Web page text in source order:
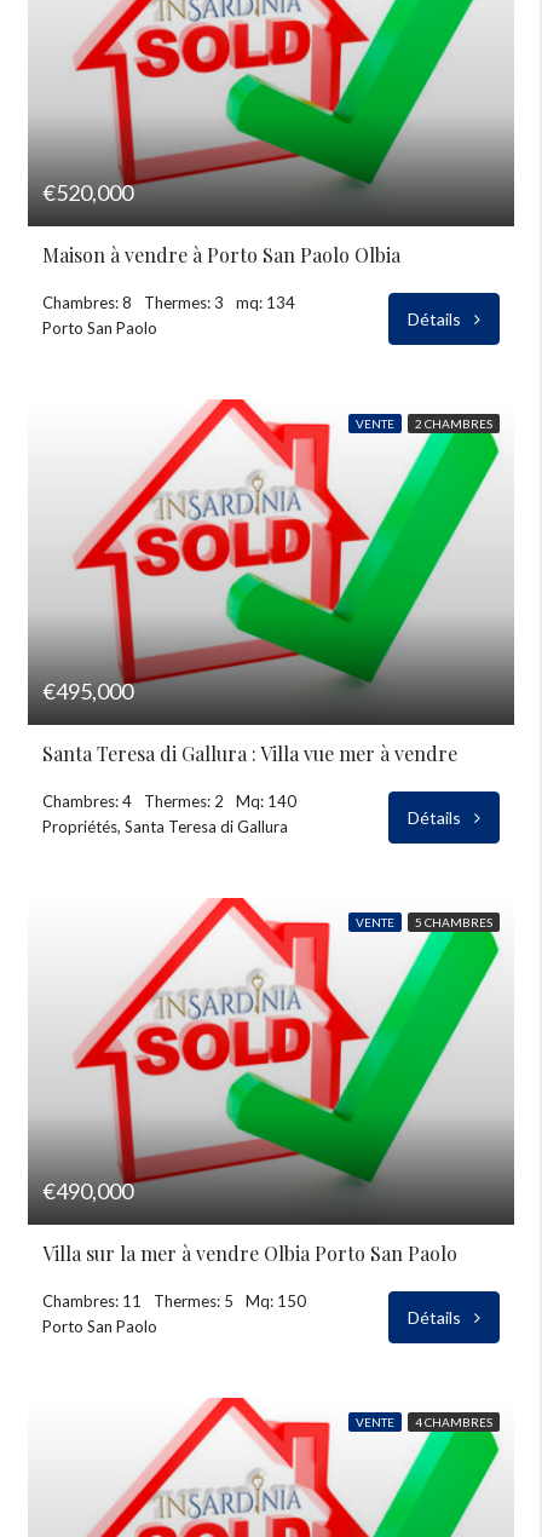
€520,000
Maison à vendre à Porto San Paolo Olbia
Chambres: 8 Thermes: 3
mq: 134
Porto San Paolo
Détails
VENTE 2 CHAMBRES
€495,000
Santa Teresa di Gallura : Villa vue mer à vendre
Chambres: 4 Thermes: 2
Mq: 140
Propriétés, Santa Teresa di Gallura
Détails
VENTE 5 CHAMBRES
€490,000
Villa sur la mer à vendre Olbia Porto San Paolo
Chambres: 11 Thermes: 5
Mq: 150
Porto San Paolo
Détails
VENTE 4 CHAMBRES